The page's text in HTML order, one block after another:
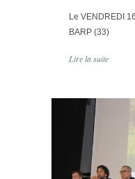
Le VENDREDI
BARP (33)
Lire la suite